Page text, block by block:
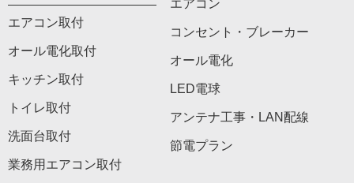
エアコン取付
オール電化取付
キッチン取付
トイレ取付
洗面台取付
業務用エアコン取付
エアコン
コンセント・ブレーカー
オール電化
LED電球
アンテナ工事・LAN配線
節電プラン